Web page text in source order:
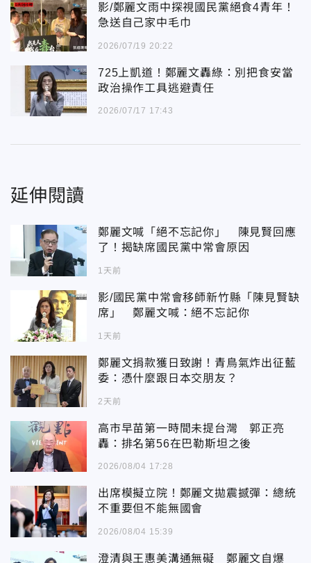
影/鄭麗文雨中探視國民黨絕食4青年！
急送自己家中毛巾
2026/07/19 20:22
725上凱道！鄭麗文轟綠：別把食安當
政治操作工具逃避責任
2026/07/17 17:43
延伸閱讀
鄭麗文喊「絕不忘記你」 陳見賢回應
了！揭缺席國民黨中常會原因
1天前
影/國民黨中常會移師新竹縣「陳見賢缺
席」 鄭麗文喊：絕不忘記你
1天前
鄭麗文捐款獲日致謝！青鳥氣炸出征藍
委：憑什麼跟日本交朋友？
2天前
高市早苗第一時間未提台灣 郭正亮
轟：排名第56在巴勒斯坦之後
2026/08/04 17:28
出席模擬立院！鄭麗文拋震撼彈：總統
不重要但不能無國會
2026/08/04 15:39
澄清與王惠美溝通無礙 鄭麗文自爆